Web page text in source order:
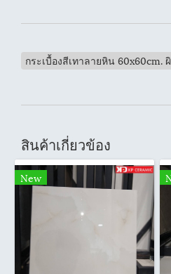
กระเบื้องสีเทาลายหิน 60x60cm. ผิ
สินค้าเกี่ยวข้อง
New